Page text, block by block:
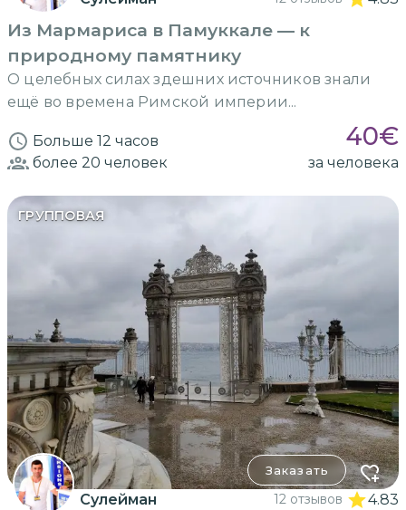
Из Мармариса в Памуккале — к
природному памятнику
О целебных силах здешних источников знали
ещё во времена Римской империи...
Больше 12 часов 40€
более 20 человек за человека
ГРУППОВАЯ
Заказать
Сулейман 12 отзывов 4.83